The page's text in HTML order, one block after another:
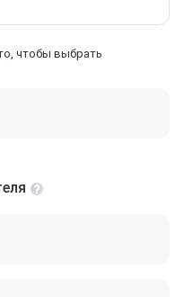
чтобы выбрать